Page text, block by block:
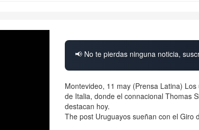
📢 No te pierdas ninguna noticia,
Montevideo, 11 may (Prensa Latina)
de Italia, donde el connacional Thomas
destacan hoy.
The post Uruguayos sueñan con el Giro